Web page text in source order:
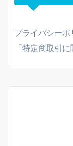
プライバシーポ
「特定商取引